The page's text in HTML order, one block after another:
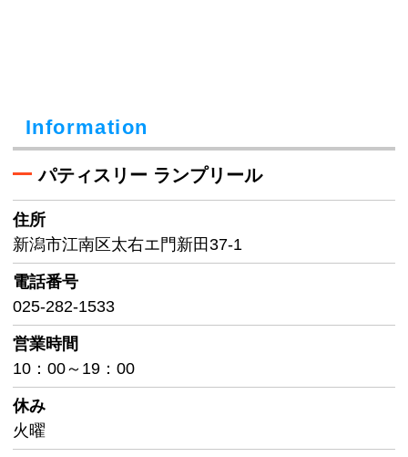
Information
パティスリー ランプリール
住所
新潟市江南区太右エ門新田37-1
電話番号
025-282-1533
営業時間
10：00～19：00
休み
火曜